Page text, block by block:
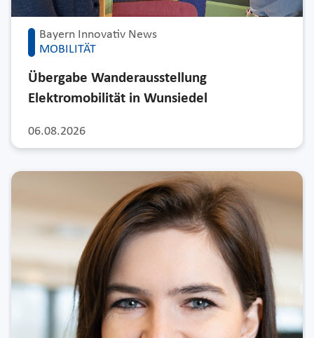
Bayern Innovativ News
MOBILITÄT
06.08.2026
Übergabe Wanderausstellung
Elektromobilität in Wunsiedel